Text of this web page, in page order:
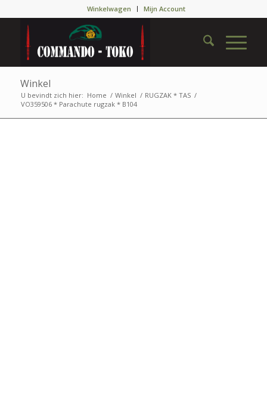
Winkelwagen Mijn Account
Winkel
U bevindt zich hier: Home / Winkel / RUGZAK * TAS /
VO359506 * Parachute rugzak * B104